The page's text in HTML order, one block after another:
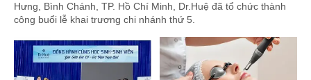
Hưng, Bình Chánh, TP. Hồ Chí Minh, Dr.Huệ đã tổ chức thành
công buổi lễ khai trương chi nhánh thứ 5.